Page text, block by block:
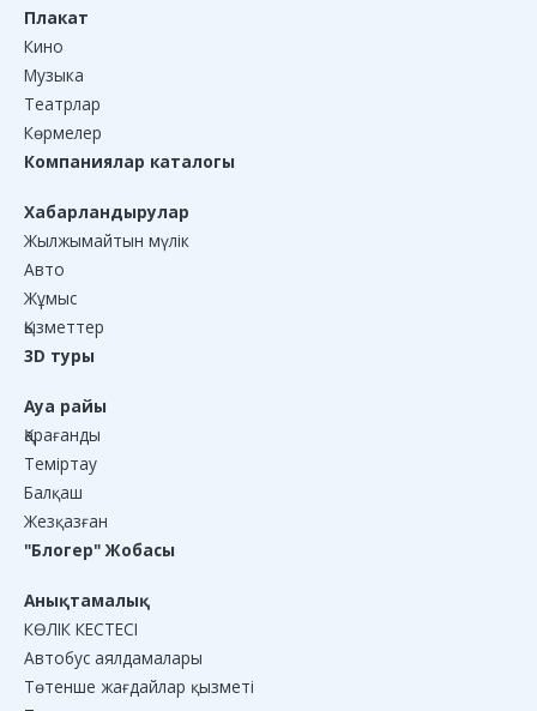
Плакат
Кино
Музыка
Театрлар
Көрмелер
Компаниялар каталогы
Хабарландырулар
Жылжымайтын мүлік
Авто
Жұмыс
Қызметтер
3D туры
Ауа райы
Қарағанды
Теміртау
Балқаш
Жезқазған
"Блогер" Жобасы
Анықтамалық
КӨЛІК КЕСТЕСІ
Автобус аялдамалары
Төтенше жағдайлар қызметі